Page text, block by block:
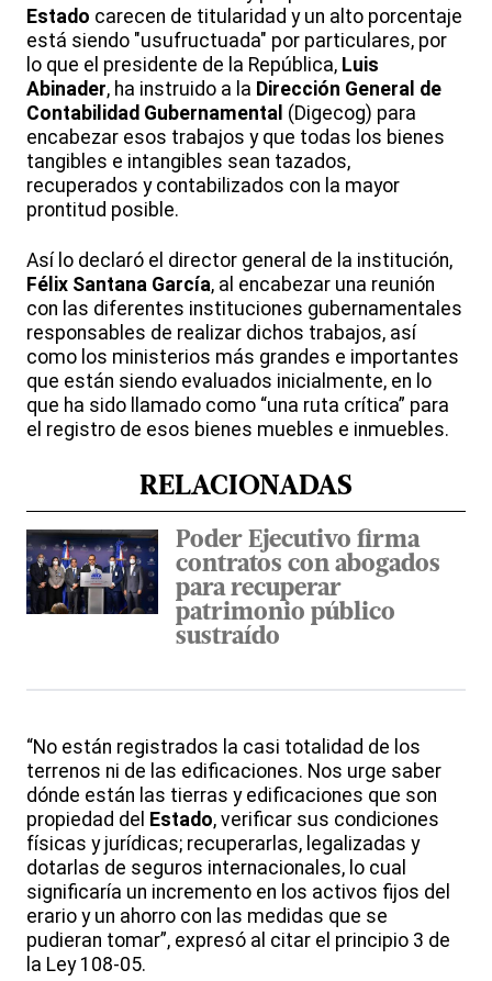
Estado carecen de titularidad y un alto porcentaje
está siendo "usufructuada" por particulares, por
lo que el presidente de la República, Luis
Abinader, ha instruido a la Dirección General de
Contabilidad Gubernamental (Digecog) para
encabezar esos trabajos y que todas los bienes
tangibles e intangibles sean tazados,
recuperados y contabilizados con la mayor
prontitud posible.
Así lo declaró el director general de la institución,
Félix Santana García, al encabezar una reunión
con las diferentes instituciones gubernamentales
responsables de realizar dichos trabajos, así
como los ministerios más grandes e importantes
que están siendo evaluados inicialmente, en lo
que ha sido llamado como “una ruta crítica” para
el registro de esos bienes muebles e inmuebles.
RELACIONADAS
Poder Ejecutivo firma
contratos con abogados
para recuperar
patrimonio público
sustraído
“No están registrados la casi totalidad de los
terrenos ni de las edificaciones. Nos urge saber
dónde están las tierras y edificaciones que son
propiedad del Estado, verificar sus condiciones
físicas y jurídicas; recuperarlas, legalizadas y
dotarlas de seguros internacionales, lo cual
significaría un incremento en los activos fijos del
erario y un ahorro con las medidas que se
pudieran tomar”, expresó al citar el principio 3 de
la Ley 108-05.